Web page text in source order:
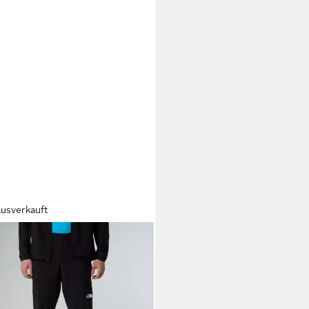
NORTH FACE
Trainingshose M
WOVEN JOGGER
€ UVP